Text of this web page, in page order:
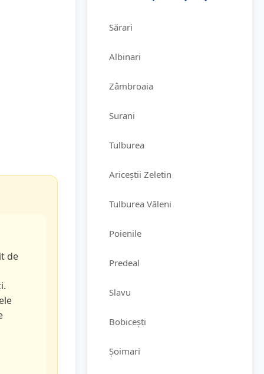
de
Sărari
Albinari
Zâmbroaia
Surani
Tulburea
Ariceștii Zeletin
Tulburea Văleni
Poienile
Predeal
Slavu
Bobicești
Șoimari